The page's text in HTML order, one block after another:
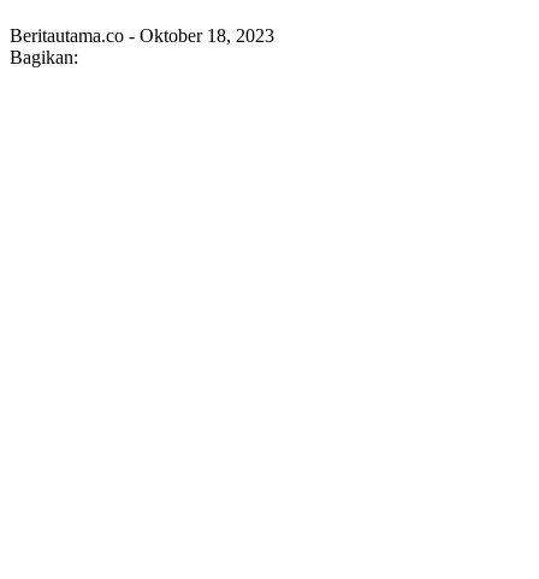
Beritautama.co - Oktober 18, 2023
Bagikan: